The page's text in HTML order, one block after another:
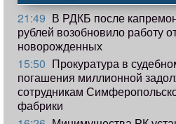
21:49 В РДКБ после
рублей возобновило работу
новорожденных
15:50 Прокуратура в
погашения миллионной
сотрудникам
фабрики